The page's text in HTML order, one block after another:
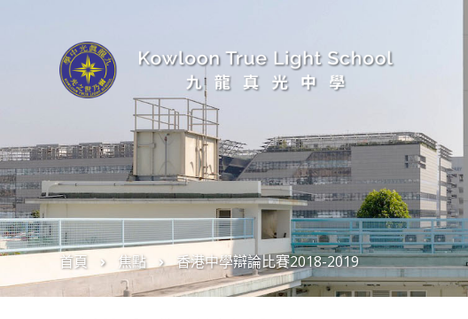
首頁 焦點 香港中學辯論比賽2018-2019